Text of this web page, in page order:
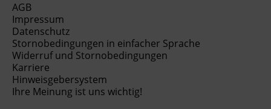
AGB
Impressum
Datenschutz
Stornobedingungen in einfacher Sprache
Widerruf und Stornobedingungen
Karriere
Hinweisgebersystem
Ihre Meinung ist uns wichtig!